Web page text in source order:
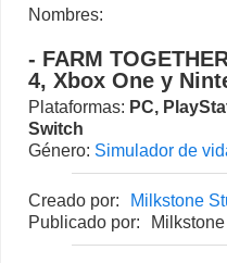
Nombres:
- FARM
4, Xbox One y
Plataformas: PC,
Switch
Género: Simulador de
Creado por:
Milkstone
Publicado por: